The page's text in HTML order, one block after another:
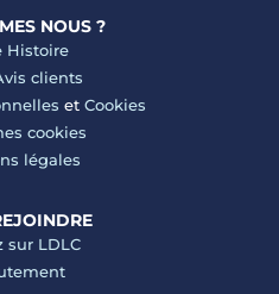
NOUS ?
Histoire
clients
et Cookies
cookies
légales
sur LDLC